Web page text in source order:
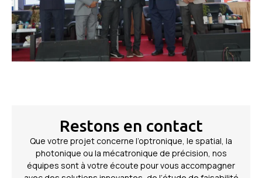
Restons en contact
Que votre projet concerne l’optronique, le spatial, la
photonique ou la mécatronique de précision, nos
équipes sont à votre écoute pour vous accompagner